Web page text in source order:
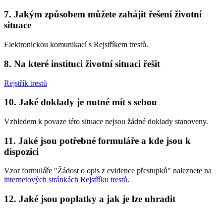
7. Jakým způsobem můžete zahájit řešení životní
situace
Elektronickou komunikací s Rejstříkem trestů.
8. Na které instituci životní situaci řešit
Rejstřík trestů
10. Jaké doklady je nutné mít s sebou
Vzhledem k povaze této situace nejsou žádné doklady stanoveny.
11. Jaké jsou potřebné formuláře a kde jsou k
dispozici
Vzor formuláře "Žádost o opis z evidence přestupků" naleznete na
internetových stránkách Rejstříku trestů.
12. Jaké jsou poplatky a jak je lze uhradit